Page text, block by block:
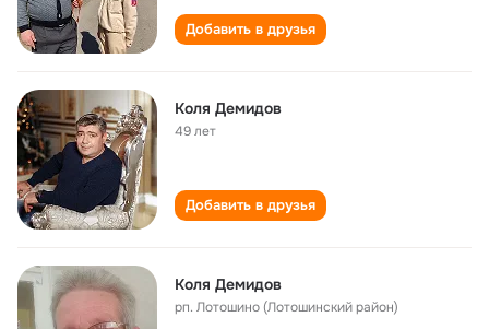
Добавить в друзья
Коля Демидов
49 лет
Добавить в друзья
Коля Демидов
рп. Лотошино (Лотошинский район)